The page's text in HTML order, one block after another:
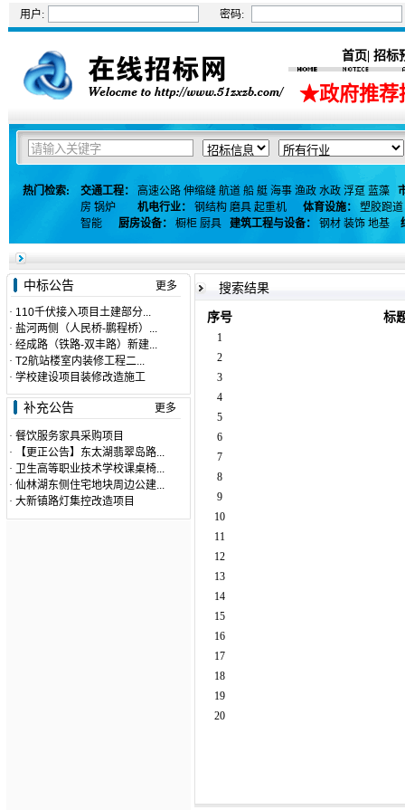
用户: 密码:
首页 招标
★政府推荐
热门检索: 交通工程： 高速公路 伸缩缝 航道 船 艇 海事 渔政 水政 浮趸 蓝藻
房 锅炉 机电行业： 钢结构 磨具 起重机 体育设施：
塑胶跑道
智能
厨房设备： 橱柜 厨具 建筑工程与设备： 钢材 装饰 地基
中标公告 更多
· 110千伏接入项目土建部分...
· 盐河两侧（人民桥-鹏程桥）...
· 经成路（铁路-双丰路）新建...
· T2航站楼室内装修工程二...
· 学校建设项目装修改造施工
补充公告 更多
· 餐饮服务家具采购项目
·
【更正公告】东太湖翡翠岛路...
·
卫生高等职业技术学校课桌椅...
· 仙林湖东侧住宅地块周边公建...
· 大新镇路灯集控改造项目
搜索结果
序号 标
1
2
3
4
5
6
7
8
9
10
11
12
13
14
15
16
17
18
19
20